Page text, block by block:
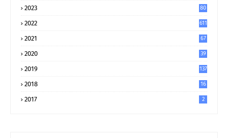
2023
80
2022 611
2021
67
2020
39
2019 137
2018 16
2017 2